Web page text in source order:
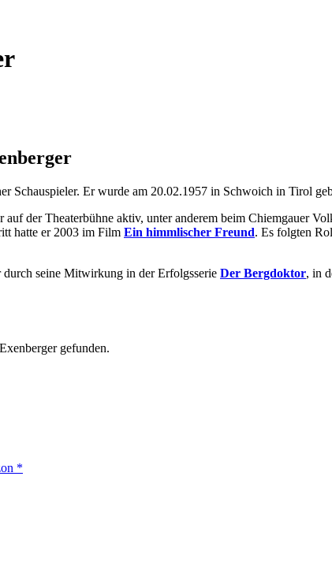
Schauspieler. Er wurde am 20.02.1957 in Schwoich in Tirol
auf der Theaterbühne aktiv, unter anderem beim Chiemgauer
hatte er 2003 im Film Ein himmlischer Freund. Es folgten
seine Mitwirkung in der Erfolgsserie Der Bergdoktor, in
gefunden.
*